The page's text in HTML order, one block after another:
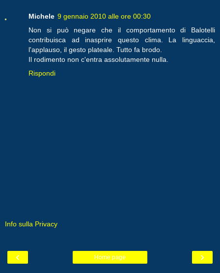
Michele 9 gennaio 2010 alle ore 00:30
Non si può negare che il comportamento di Balotelli
contribuisca ad inasprire questo clima. La linguaccia,
l'applauso, il gesto plateale. Tutto fa brodo.
Il rodimento non c'entra assolutamente nulla.
Rispondi
Info sulla Privacy
‹ ›
Home page